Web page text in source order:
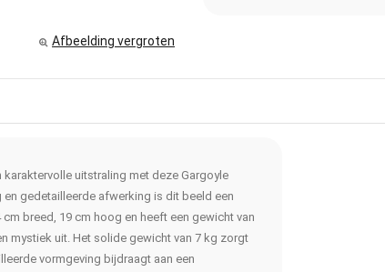
Afbeelding vergroten
uitstraling met deze Gargoyle
gedetailleerde afwerking is dit beeld een
breed, 19 cm hoog en heeft een gewicht van
mystiek uit. Het solide gewicht van 7 kg zorgt
vormgeving bijdraagt aan een